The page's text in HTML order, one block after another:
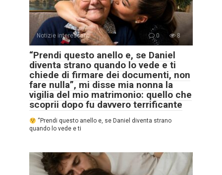
Notizie interessanti 0 8
“Prendi questo anello e, se Daniel
diventa strano quando lo vede e ti
chiede di firmare dei documenti, non
fare nulla”, mi disse mia nonna la
vigilia del mio matrimonio: quello che
scoprii dopo fu davvero terrificante
“Prendi questo anello e, se Daniel diventa strano
quando lo vede e ti